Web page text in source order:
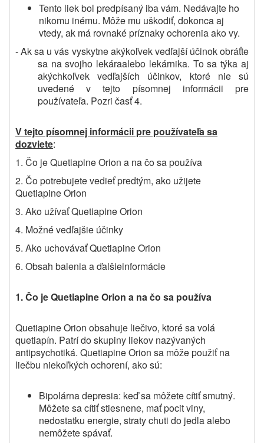
Tento liek bol predpísaný iba vám. Nedávajte ho
nikomu inému. Môže mu uškodiť, dokonca aj
vtedy, ak má rovnaké príznaky ochorenia ako vy.
- Ak sa u vás vyskytne akýkoľvek vedľajší účinok obráťte
sa na svojho lekáraalebo lekárnika. To sa týka aj
akýchkoľvek vedľajších účinkov, ktoré nie sú
uvedené v tejto písomnej informácii pre
používateľa. Pozri časť 4.
V tejto písomnej informácii pre používateľa sa
dozviete:
1. Čo je Quetiapine Orion a na čo sa používa
2. Čo potrebujete vedieťpredtým, ako užijete
Quetiapine Orion
3. Ako užívať Quetiapine Orion
4. Možné vedľajšie účinky
5. Ako uchovávať Quetiapine Orion
6. Obsah balenia a ďalšieinformácie
1. Čo jeQuetiapine Orion a na čo sa používa
Quetiapine Orion obsahuje liečivo, ktoré sa volá
quetiapín. Patrí do skupiny liekov nazývaných
antipsychotiká. Quetiapine Orion sa môže použiť na
liečbu niekoľkých ochorení, ako sú:
Bipolárna depresia: keď sa môžete cítiť smutný.
Môžete sa cítiť stiesnene, mať pocit viny,
nedostatku energie, straty chuti do jedla alebo
nemôžete spávať.